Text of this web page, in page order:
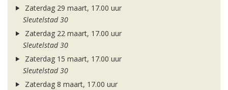
Zaterdag 29 maart, 17.00 uur
Sleutelstad 30
Zaterdag 22 maart, 17.00 uur
Sleutelstad 30
Zaterdag 15 maart, 17.00 uur
Sleutelstad 30
Zaterdag 8 maart, 17.00 uur